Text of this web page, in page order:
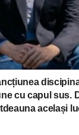
cu capul sus.
același